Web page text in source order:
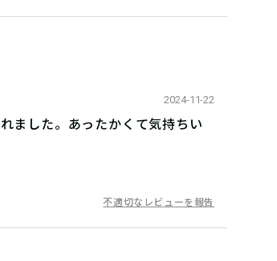
2024-11-22
ました。あったかくて気持ちい
不適切なレビューを報告